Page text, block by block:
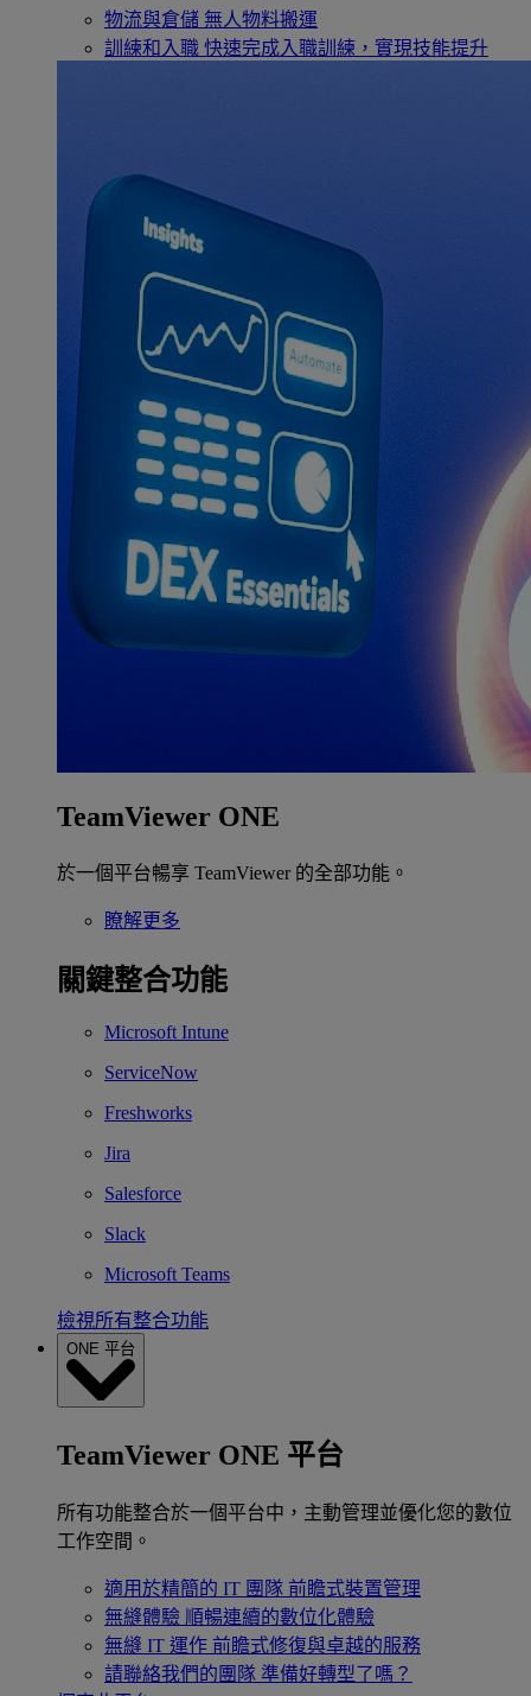
物流與倉儲 無人物料搬運
訓練和入職 快速完成入職訓練，實現技能提升
TeamViewer ONE
於一個平台暢享 TeamViewer 的全部功能。
瞭解更多
關鍵整合功能
Microsoft Intune
ServiceNow
Freshworks
Jira
Salesforce
Slack
Microsoft Teams
檢視所有整合功能
ONE 平台
TeamViewer ONE 平台
所有功能整合於一個平台中，主動管理並優化您的數位
工作空間。
適用於精簡的 IT 團隊 前瞻式裝置管理
無縫體驗 順暢連續的數位化體驗
無縫 IT 運作 前瞻式修復與卓越的服務
請聯絡我們的團隊 準備好轉型了嗎？